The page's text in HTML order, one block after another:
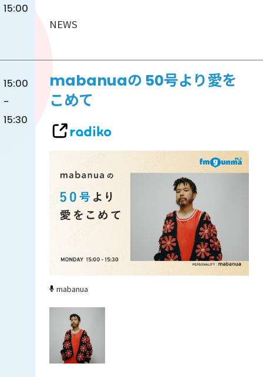
15:00
NEWS
15:00
-
15:30
mabanuaの 50号より愛を
こめて
mabanua